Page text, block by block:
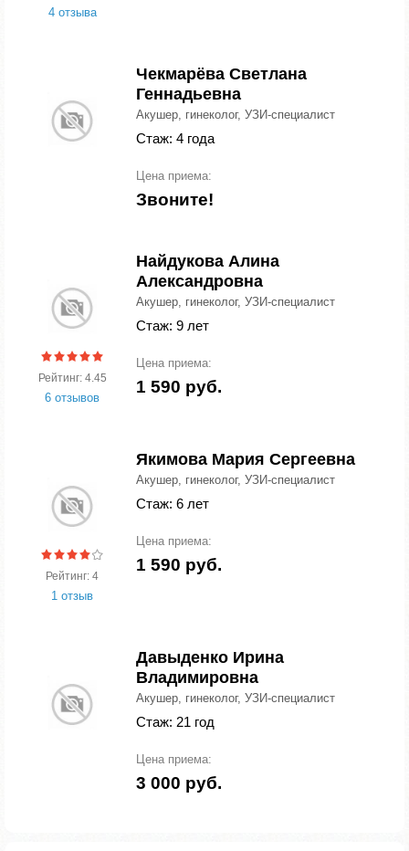
4 отзыва
Чекмарёва Светлана
Геннадьевна
Акушер, гинеколог, УЗИ-специалист
Стаж: 4 года
Цена приема:
Звоните!
Рейтинг: 4.45
6 отзывов
Найдукова Алина
Александровна
Акушер, гинеколог, УЗИ-специалист
Стаж: 9 лет
Цена приема:
1 590 руб.
Рейтинг: 4
1 отзыв
Якимова Мария Сергеевна
Акушер, гинеколог, УЗИ-специалист
Стаж: 6 лет
Цена приема:
1 590 руб.
Давыденко Ирина
Владимировна
Акушер, гинеколог, УЗИ-специалист
Стаж: 21 год
Цена приема:
3 000 руб.